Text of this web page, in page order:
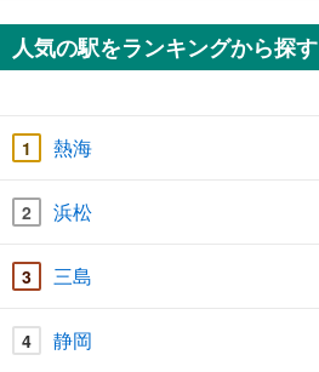
人気の駅をランキングから探す
1 熱海
2 浜松
3 三島
4 静岡